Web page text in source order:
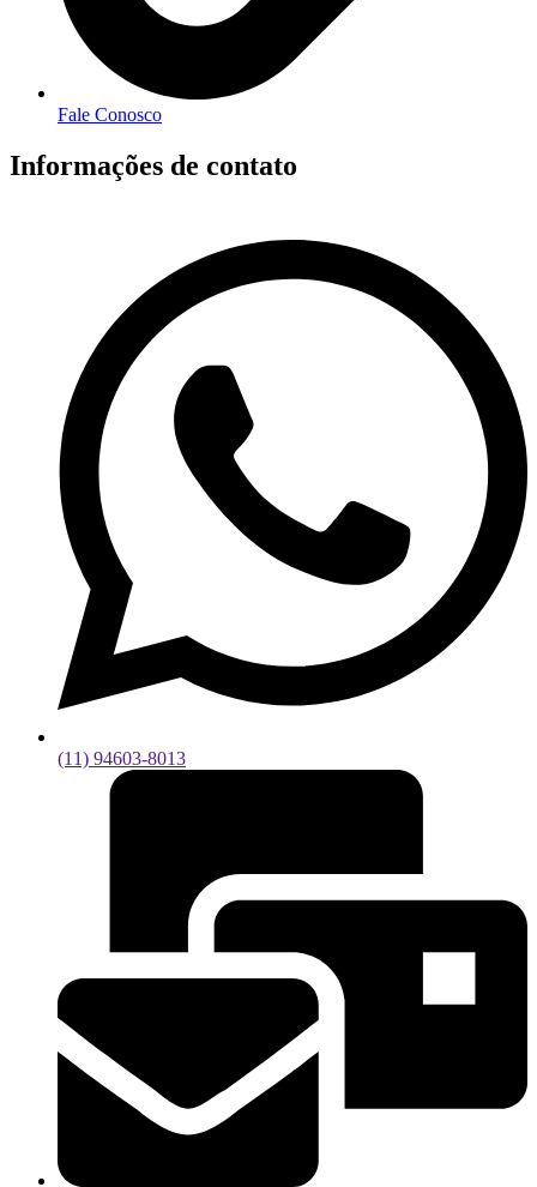
Fale Conosco
Informações de contato
(11) 94603-8013